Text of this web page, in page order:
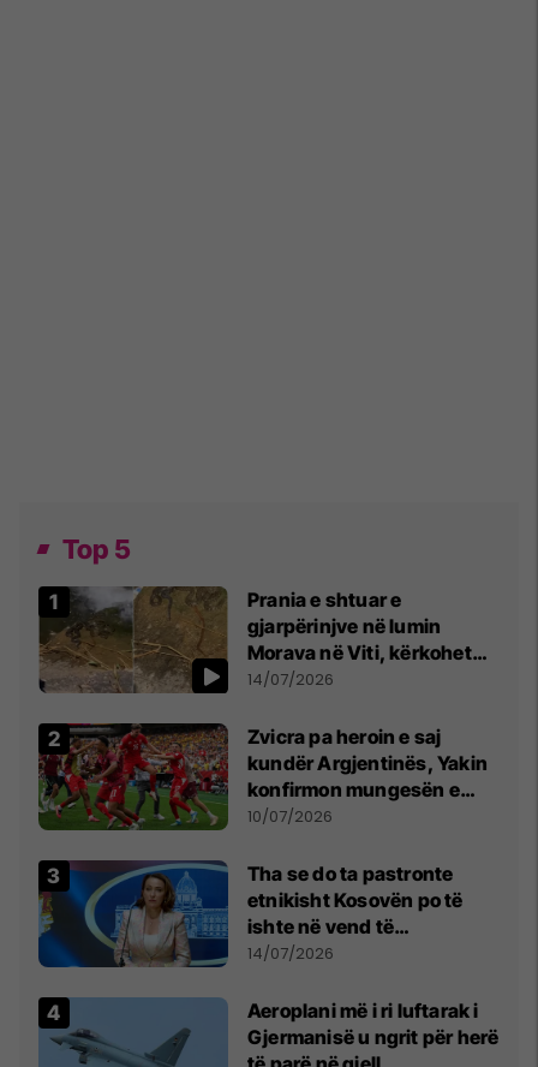
Top 5
Prania e shtuar e
gjarpërinjve në lumin
Morava në Viti, kërkohet
kujdes nga qytetarët
14/07/2026
Zvicra pa heroin e saj
kundër Argjentinës, Yakin
konfirmon mungesën e
madhe
10/07/2026
Tha se do ta pastronte
etnikisht Kosovën po të
ishte në vend të
Millosheviqit, Lëvizja e
kërkon shkarkimin e
menjëhershëm të
Snezhana Paunoviq
14/07/2026
Aeroplani më i ri luftarak i
Gjermanisë u ngrit për herë